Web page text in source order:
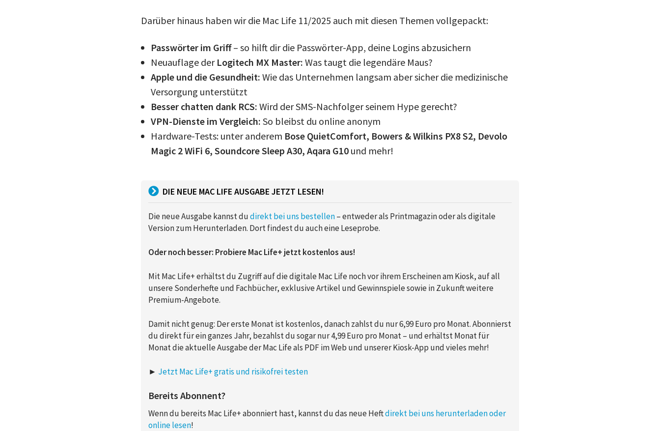
Darüber hinaus haben wir die Mac Life 11/2025 auch mit diesen Themen vollgepackt:
Passwörter im Griff– so hilft dir die Passwörter-App, deine Logins abzusichern
Neuauflage der Logitech MX Master: Was taugt die legendäre Maus?
Apple und die Gesundheit: Wie das Unternehmen langsam aber sicher die medizinische
Versorgung unterstützt
Besser chatten dank RCS: Wird der SMS-Nachfolger seinem Hype gerecht?
VPN-Dienste im Vergleich: So bleibst du online anonym
Hardware-Tests: unter anderem Bose QuietComfort, Bowers & Wilkins PX8 S2, Devolo
Magic 2 WiFi 6, Soundcore Sleep A30, Aqara G10 und mehr!
DIE NEUE MAC LIFE AUSGABE JETZT LESEN!
Die neue Ausgabe kannst dudirekt bei uns bestellen– entweder als Printmagazin oder als digitale
Version zum Herunterladen. Dort findest du auch eine Leseprobe.
Oder noch besser: Probiere Mac Life+ jetzt kostenlos aus!
Mit Mac Life+ erhältst du Zugriff auf die digitale Mac Life noch vor ihrem Erscheinen am Kiosk, auf all
unsere Sonderhefte und Fachbücher, exklusive Artikel und Gewinnspiele sowie in Zukunft weitere
Premium-Angebote.
Damit nicht genug: Der erste Monat ist kostenlos, danach zahlst du nur 6,99 Euro pro Monat. Abonnierst
du direkt für ein ganzes Jahr, bezahlst du sogar nur 4,99 Euro pro Monat – und erhältst Monat für
Monat die aktuelle Ausgabe der Mac Life als PDF im Web und unserer Kiosk-App und vieles mehr!
► Jetzt Mac Life+ gratis und risikofrei testen
Bereits Abonnent?
Wenn du bereits Mac Life+ abonniert hast, kannst du das neue Heftdirekt bei uns herunterladen oder
online lesen!